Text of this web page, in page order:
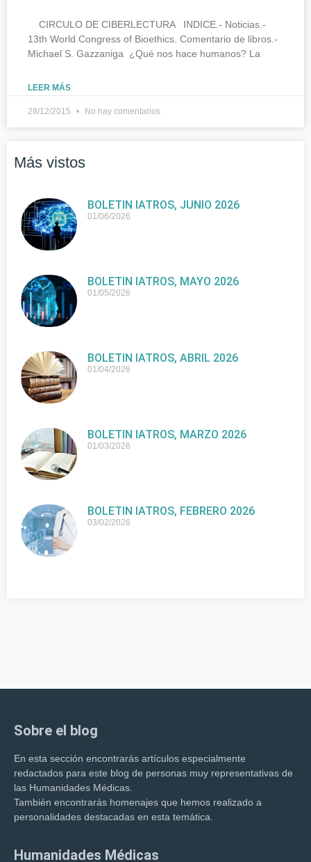
CIRCULO DE CIBERLECTURA INDICE.- Noticias.-
13th World Congress of Bioethics. Comentario de libros.-
Michael S. Gazzaniga ¿Qué nos hace humanos? La
LEER MÁS
28/12/2015 No hay comentarios
Más vistos
BOLETIN IATROS, JUNIO 2026
01/06/2026
BOLETIN IATROS, MAYO 2026
01/05/2026
BOLETIN IATROS, ABRIL 2026
01/04/2026
BOLETIN IATROS, MARZO 2026
01/03/2026
BOLETIN IATROS, FEBRERO 2026
03/02/2026
Sobre el blog
En esta sección encontrarás artículos especialmente
redactados para este blog de personas muy representativas de
las Humanidades Médicas.
También encontrarás homenajes que hemos realizado a
personalidades destacadas en esta temática.
Humanidades Médicas